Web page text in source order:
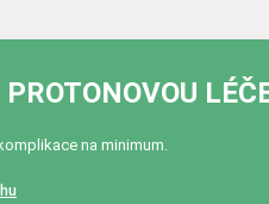
na minimum.